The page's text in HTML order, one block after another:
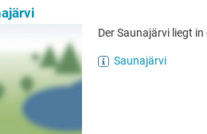
Der Saunajärvi liegt
Saunajärvi